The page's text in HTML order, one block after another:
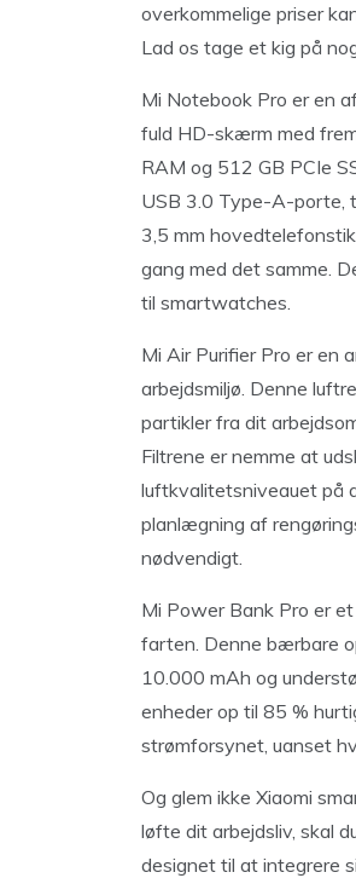
overkommelige priser
Lad os tage et kig på
Mi Notebook Pro er en
fuld HD-skærm med
RAM og 512 GB PCIe
USB 3.0 Type-A-porte,
3,5 mm
gang med det samme.
til smartwatches.
Mi Air Purifier Pro er en
arbejdsmiljø. Denne
partikler fra dit
Filtrene er nemme at
luftkvalitetsniveauet på
planlægning af
nødvendigt.
Mi Power Bank Pro er
farten. Denne bærbare
10.000 mAh og
enheder op til 85 %
strømforsynet, uanset
Og glem ikke Xiaomi
løfte dit arbejdsliv, skal
designet til at integrere